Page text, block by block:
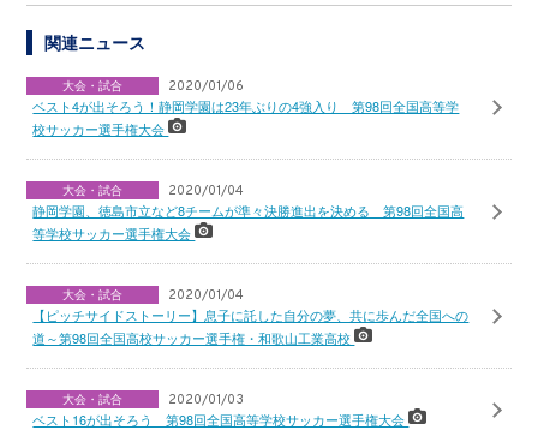
関連ニュース
大会・試合 2020/01/06
ベスト4が出そろう！静岡学園は23年ぶりの4強入り 第98回全国高等学
校サッカー選手権大会
大会・試合 2020/01/04
静岡学園、徳島市立など8チームが準々決勝進出を決める 第98回全国高
等学校サッカー選手権大会
大会・試合 2020/01/04
【ピッチサイドストーリー】息子に託した自分の夢、共に歩んだ全国への
道～第98回全国高校サッカー選手権・和歌山工業高校
大会・試合 2020/01/03
ベスト16が出そろう 第98回全国高等学校サッカー選手権大会